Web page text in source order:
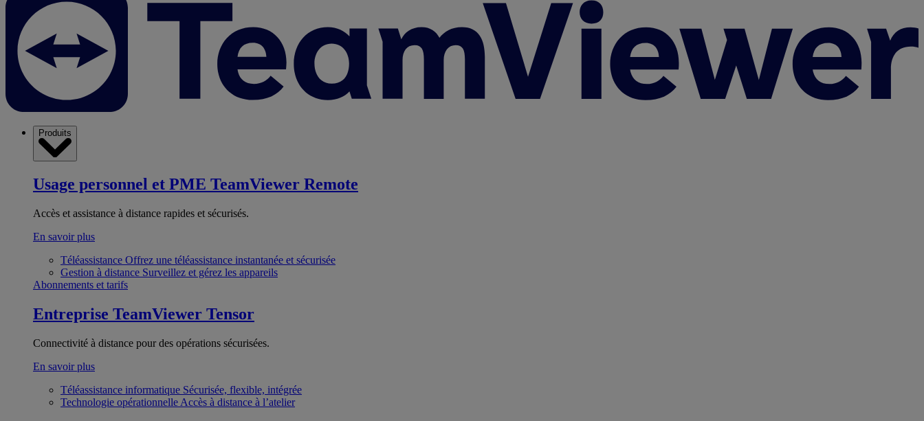
Produits
Usage personnel et PME TeamViewer Remote
Accès et assistance à distance rapides et sécurisés.
En savoir plus
Téléassistance Offrez une téléassistance instantanée et sécurisée
Gestion à distance Surveillez et gérez les appareils
Abonnements et tarifs
Entreprise TeamViewer Tensor
Connectivité à distance pour des opérations sécurisées.
En savoir plus
Téléassistance informatique Sécurisée, flexible, intégrée
Technologie opérationnelle Accès à distance à l’atelier